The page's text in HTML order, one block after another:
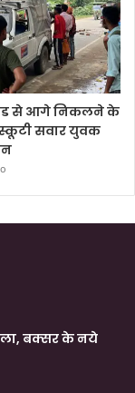
से आगे निकलने के
सवार युवक
बक्सर के नये